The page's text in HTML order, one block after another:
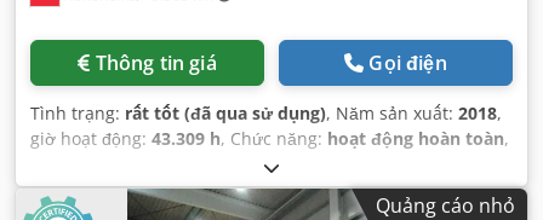
Thông tin giá Gọi điện
Tình trạng: rất tốt (đã qua sử dụng), Năm sản xuất: 2018,
giờ hoạt động: 43.309 h, Chức năng: hoạt động hoàn toàn,
Quảng cáo nhỏ